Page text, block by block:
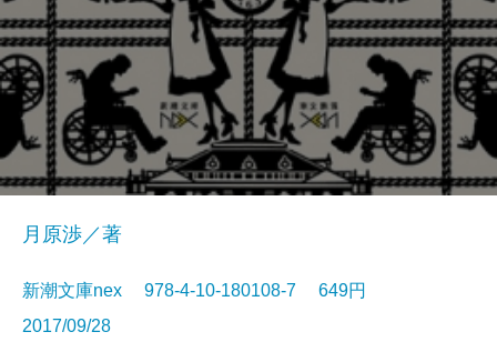
月原渉／著
新潮文庫nex 978-4-10-180108-7 649円
2017/09/28